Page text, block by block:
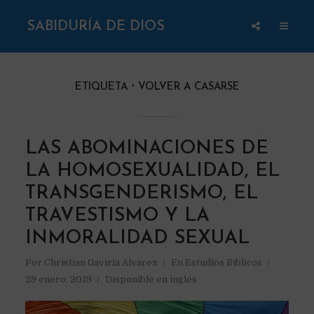
SABIDURÍA DE DIOS
ETIQUETA VOLVER A CASARSE
LAS ABOMINACIONES DE
LA HOMOSEXUALIDAD, EL
TRANSGENDERISMO, EL
TRAVESTISMO Y LA
INMORALIDAD SEXUAL
Por Christian Gaviria Alvarez En Estudios Bíblicos
29 enero, 2019
Disponible en inglés